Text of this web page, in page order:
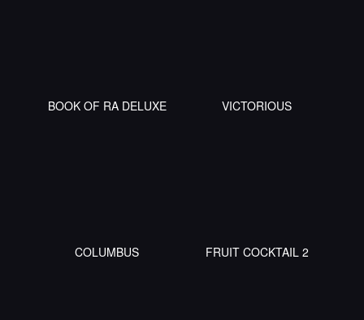
BOOK OF RA DELUXE VICTORIOUS
COLUMBUS FRUIT COCKTAIL 2